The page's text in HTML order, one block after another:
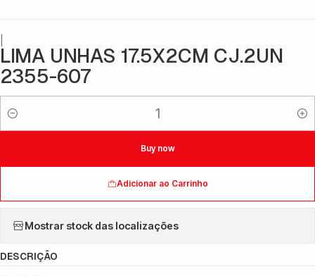
LIMA UNHAS 17.5X2CM CJ.2UN
2355-607
Quantidade
Adicionar ao Carrinho
Buy now
Mostrar stock das localizações
DESCRIÇÃO